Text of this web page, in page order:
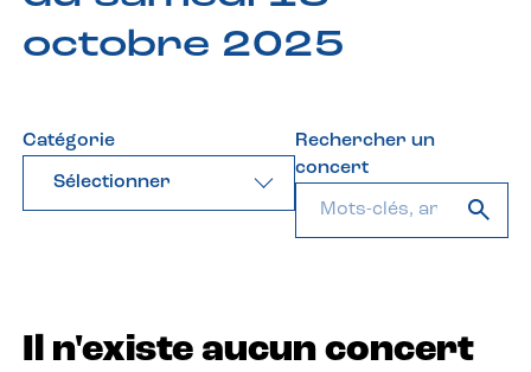
octobre 2025
Catégorie
Sélectionner
Rechercher un
concert
Il n'existe aucun concert